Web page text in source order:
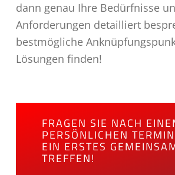
dann genau Ihre Bedürfnisse
Anforderungen detailliert
bestmögliche
Lösungen finden!
FRAGEN SIE NACH
PERSÖNLICHEN
EIN ERSTES
TREFFEN!